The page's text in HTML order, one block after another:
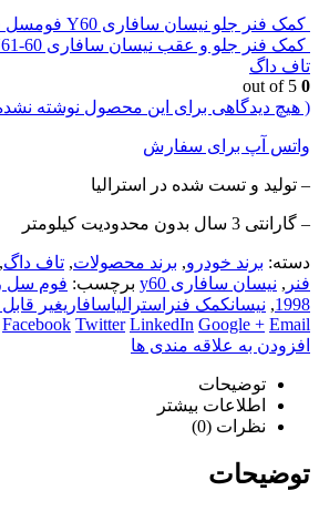
کمک فنر جلو نیسان سافاری Y60 فومسل قابل تنظیم تاف داگ
تاف داگ
0
( هیچ دیدگاهی برای این محصول نوشته
واتس آپ برای سفارش
– تولید و تست شده در استرالیا
– گارانتی 3 سال بدون محدودیت کیلومتر
دسته: برند خودرو, برند محصولات, تاف داگ,
فنر , نیسان سافاری y60 برچسب:
1998
, نیسانکمک فنراسترالیاسافاریغیر
Facebook Twitter LinkedIn Google + Email
افزودن به علاقه مندی ها
توضیحات
اطلاعات بیشتر
نظرات (0)
توضیحات